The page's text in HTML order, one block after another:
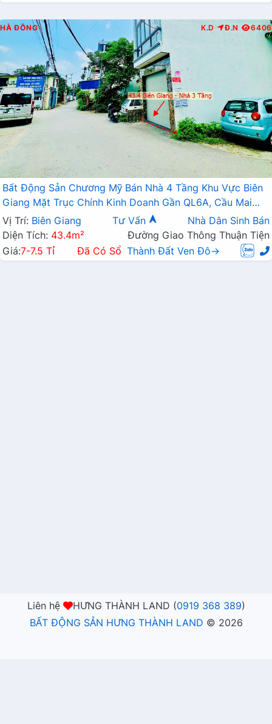
HÀ ĐÔNG K.D Đ.N 6406
Bất Động Sản Chương Mỹ Bán Nhà 4 Tầng Khu Vực Biên
Giang Mặt Trục Chính Kinh Doanh Gần QL6A, Cầu Mai
Lĩnh Đang Mở Rộng
Vị Trí: Biên Giang Tư Vấn
Nhà Dân Sinh Bán
Diện Tích: 43.4m²
Đường Giao Thông Thuận Tiện
Giá:7-7.5 Tỉ Đã Có Sổ Thành Đất Ven Đô→
Liên hệ HƯNG THÀNH LAND (0919 368 389)
BẤT ĐỘNG SẢN HƯNG THÀNH LAND © 2026